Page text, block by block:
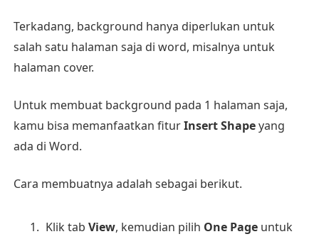
Terkadang, background hanya diperlukan untuk
salah satu halaman saja di word, misalnya untuk
halaman cover.
Untuk membuat background pada 1 halaman saja,
kamu bisa memanfaatkan fiturInsert Shapeyang
ada di Word.
Cara membuatnya adalah sebagai berikut.
Klik tab View, kemudian pilih One Pageuntuk